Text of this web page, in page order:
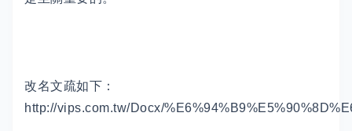
改名文疏如下：
http://vips.com.tw/Docx/